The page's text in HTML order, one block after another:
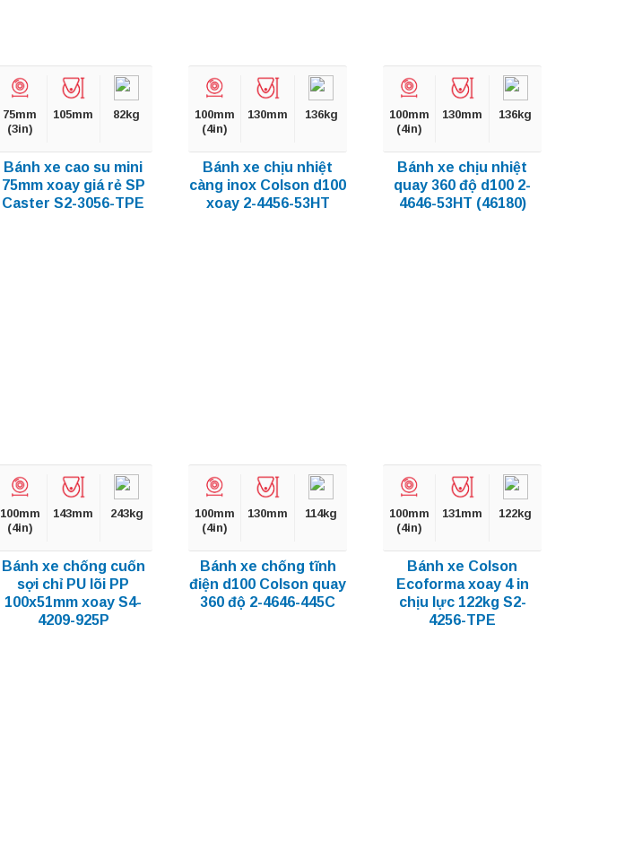
75mm
(3in)
105mm 82kg
Bánh xe cao su mini
75mm xoay giá rẻ SP
Caster S2-3056-TPE
100mm
(4in)
130mm 136kg
Bánh xe chịu nhiệt
càng inox Colson d100
xoay 2-4456-53HT
100mm
(4in)
130mm 136kg
Bánh xe chịu nhiệt
quay 360 độ d100 2-
4646-53HT (46180)
100mm
(4in)
143mm 243kg
Bánh xe chống cuốn
sợi chỉ PU lõi PP
100x51mm xoay S4-
4209-925P
100mm
(4in)
130mm 114kg
Bánh xe chống tĩnh
điện d100 Colson quay
360 độ 2-4646-445C
100mm
(4in)
131mm 122kg
Bánh xe Colson
Ecoforma xoay 4 in
chịu lực 122kg S2-
4256-TPE